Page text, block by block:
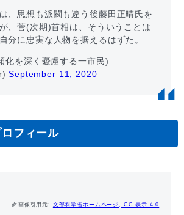
、思想も派閥も違う後藤田正晴氏を
、菅(次期)首相は、そういうことは
分に忠実な人物を据えるはずた。
を深く憂慮する一市民)
September 11, 2020
フィール
画像引用元: 文部科学省ホームページ, CC 表示 4.0